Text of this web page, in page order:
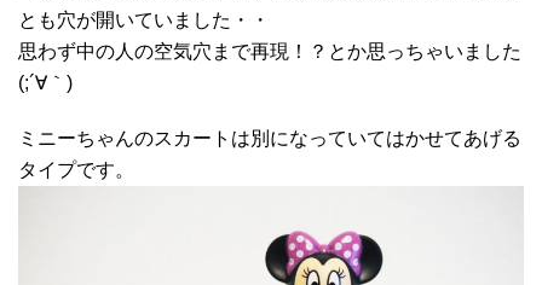
とも穴が開いていました・・
思わず中の人の空気穴まで再現！？とか思っちゃいました
(;´∀｀)
ミニーちゃんのスカートは別になっていてはかせてあげる
タイプです。